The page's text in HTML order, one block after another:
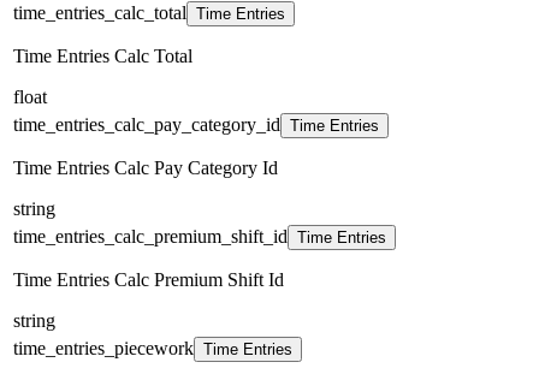
time_entries_calc_total Time Entries
Time Entries Calc Total
float
time_entries_calc_pay_category_id Time Entries
Time Entries Calc Pay Category Id
string
time_entries_calc_premium_shift_id Time Entries
Time Entries Calc Premium Shift Id
string
time_entries_piecework Time Entries